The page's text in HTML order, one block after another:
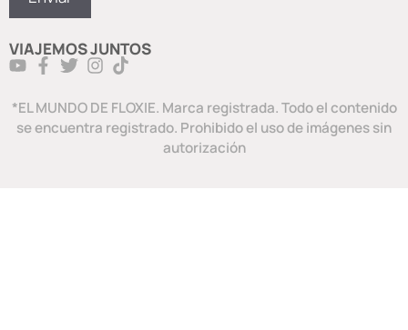
VIAJEMOS JUNTOS
*EL MUNDO DE FLOXIE. Marca registrada. Todo el contenido
se encuentra registrado. Prohibido el uso de imágenes sin
autorización